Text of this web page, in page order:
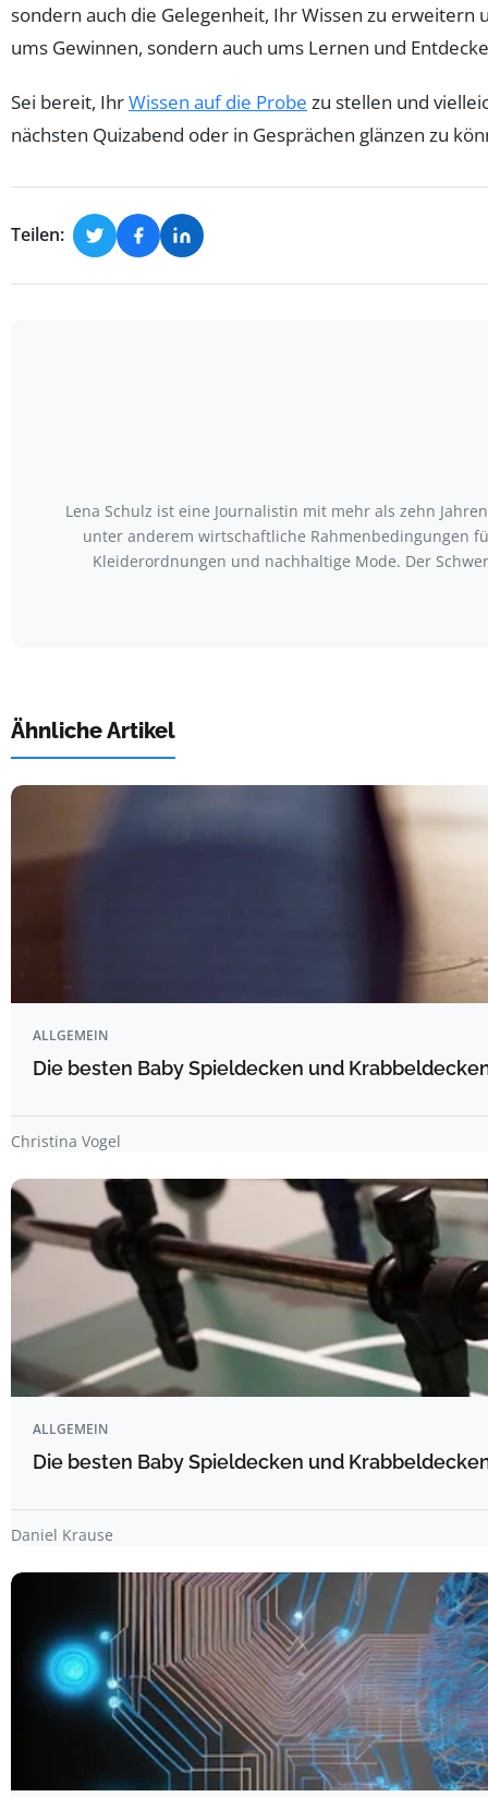
sondern auch die Gelegenheit, Ihr Wissen zu
ums Gewinnen, sondern auch ums Lernen und
Sei bereit, IhrWissen auf die Probe zu stellen und
nächsten Quizabend oder in Gesprächen glänzen zu
Teilen:
Lena Schulz ist eine Journalistin mit mehr als zehn
unter anderem wirtschaftliche Rahmenbedingungen
Kleiderordnungen und nachhaltige Mode. Der
Ähnliche Artikel
ALLGEMEIN
Die besten Baby Spieldecken und
Christina Vogel
ALLGEMEIN
Die besten Baby Spieldecken und
Daniel Krause